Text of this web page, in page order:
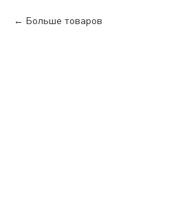
Больше товаров